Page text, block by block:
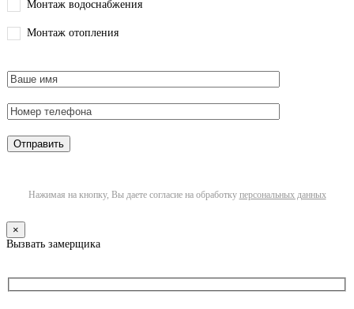
Монтаж водоснабжения
Монтаж отопления
Нажимая на кнопку, Вы даете согласие на обработку персональных данных
×
Вызвать замерщика